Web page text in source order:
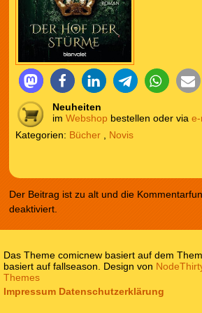
Neuheiten
im Webshop bestellen oder via e-
Kategorien: Bücher, Novis
Der Beitrag ist zu alt und die
deaktiviert.
Impressum Datenschutzerklärung
Das Theme comicnew basiert auf dem
basiert auf fallseason. Design von
Themes